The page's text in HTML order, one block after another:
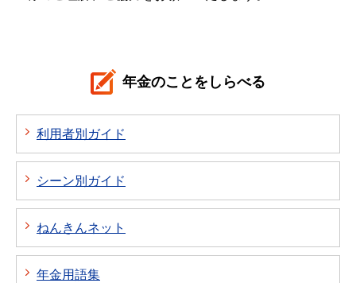
年金のことをしらべる
利用者別ガイド
シーン別ガイド
ねんきんネット
年金用語集